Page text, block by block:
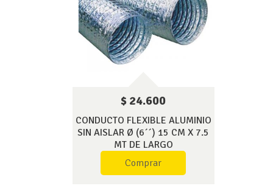
$ 24.600
CONDUCTO FLEXIBLE ALUMINIO
SIN AISLAR Ø (6´´) 15 CM X 7.5
MT DE LARGO
Comprar